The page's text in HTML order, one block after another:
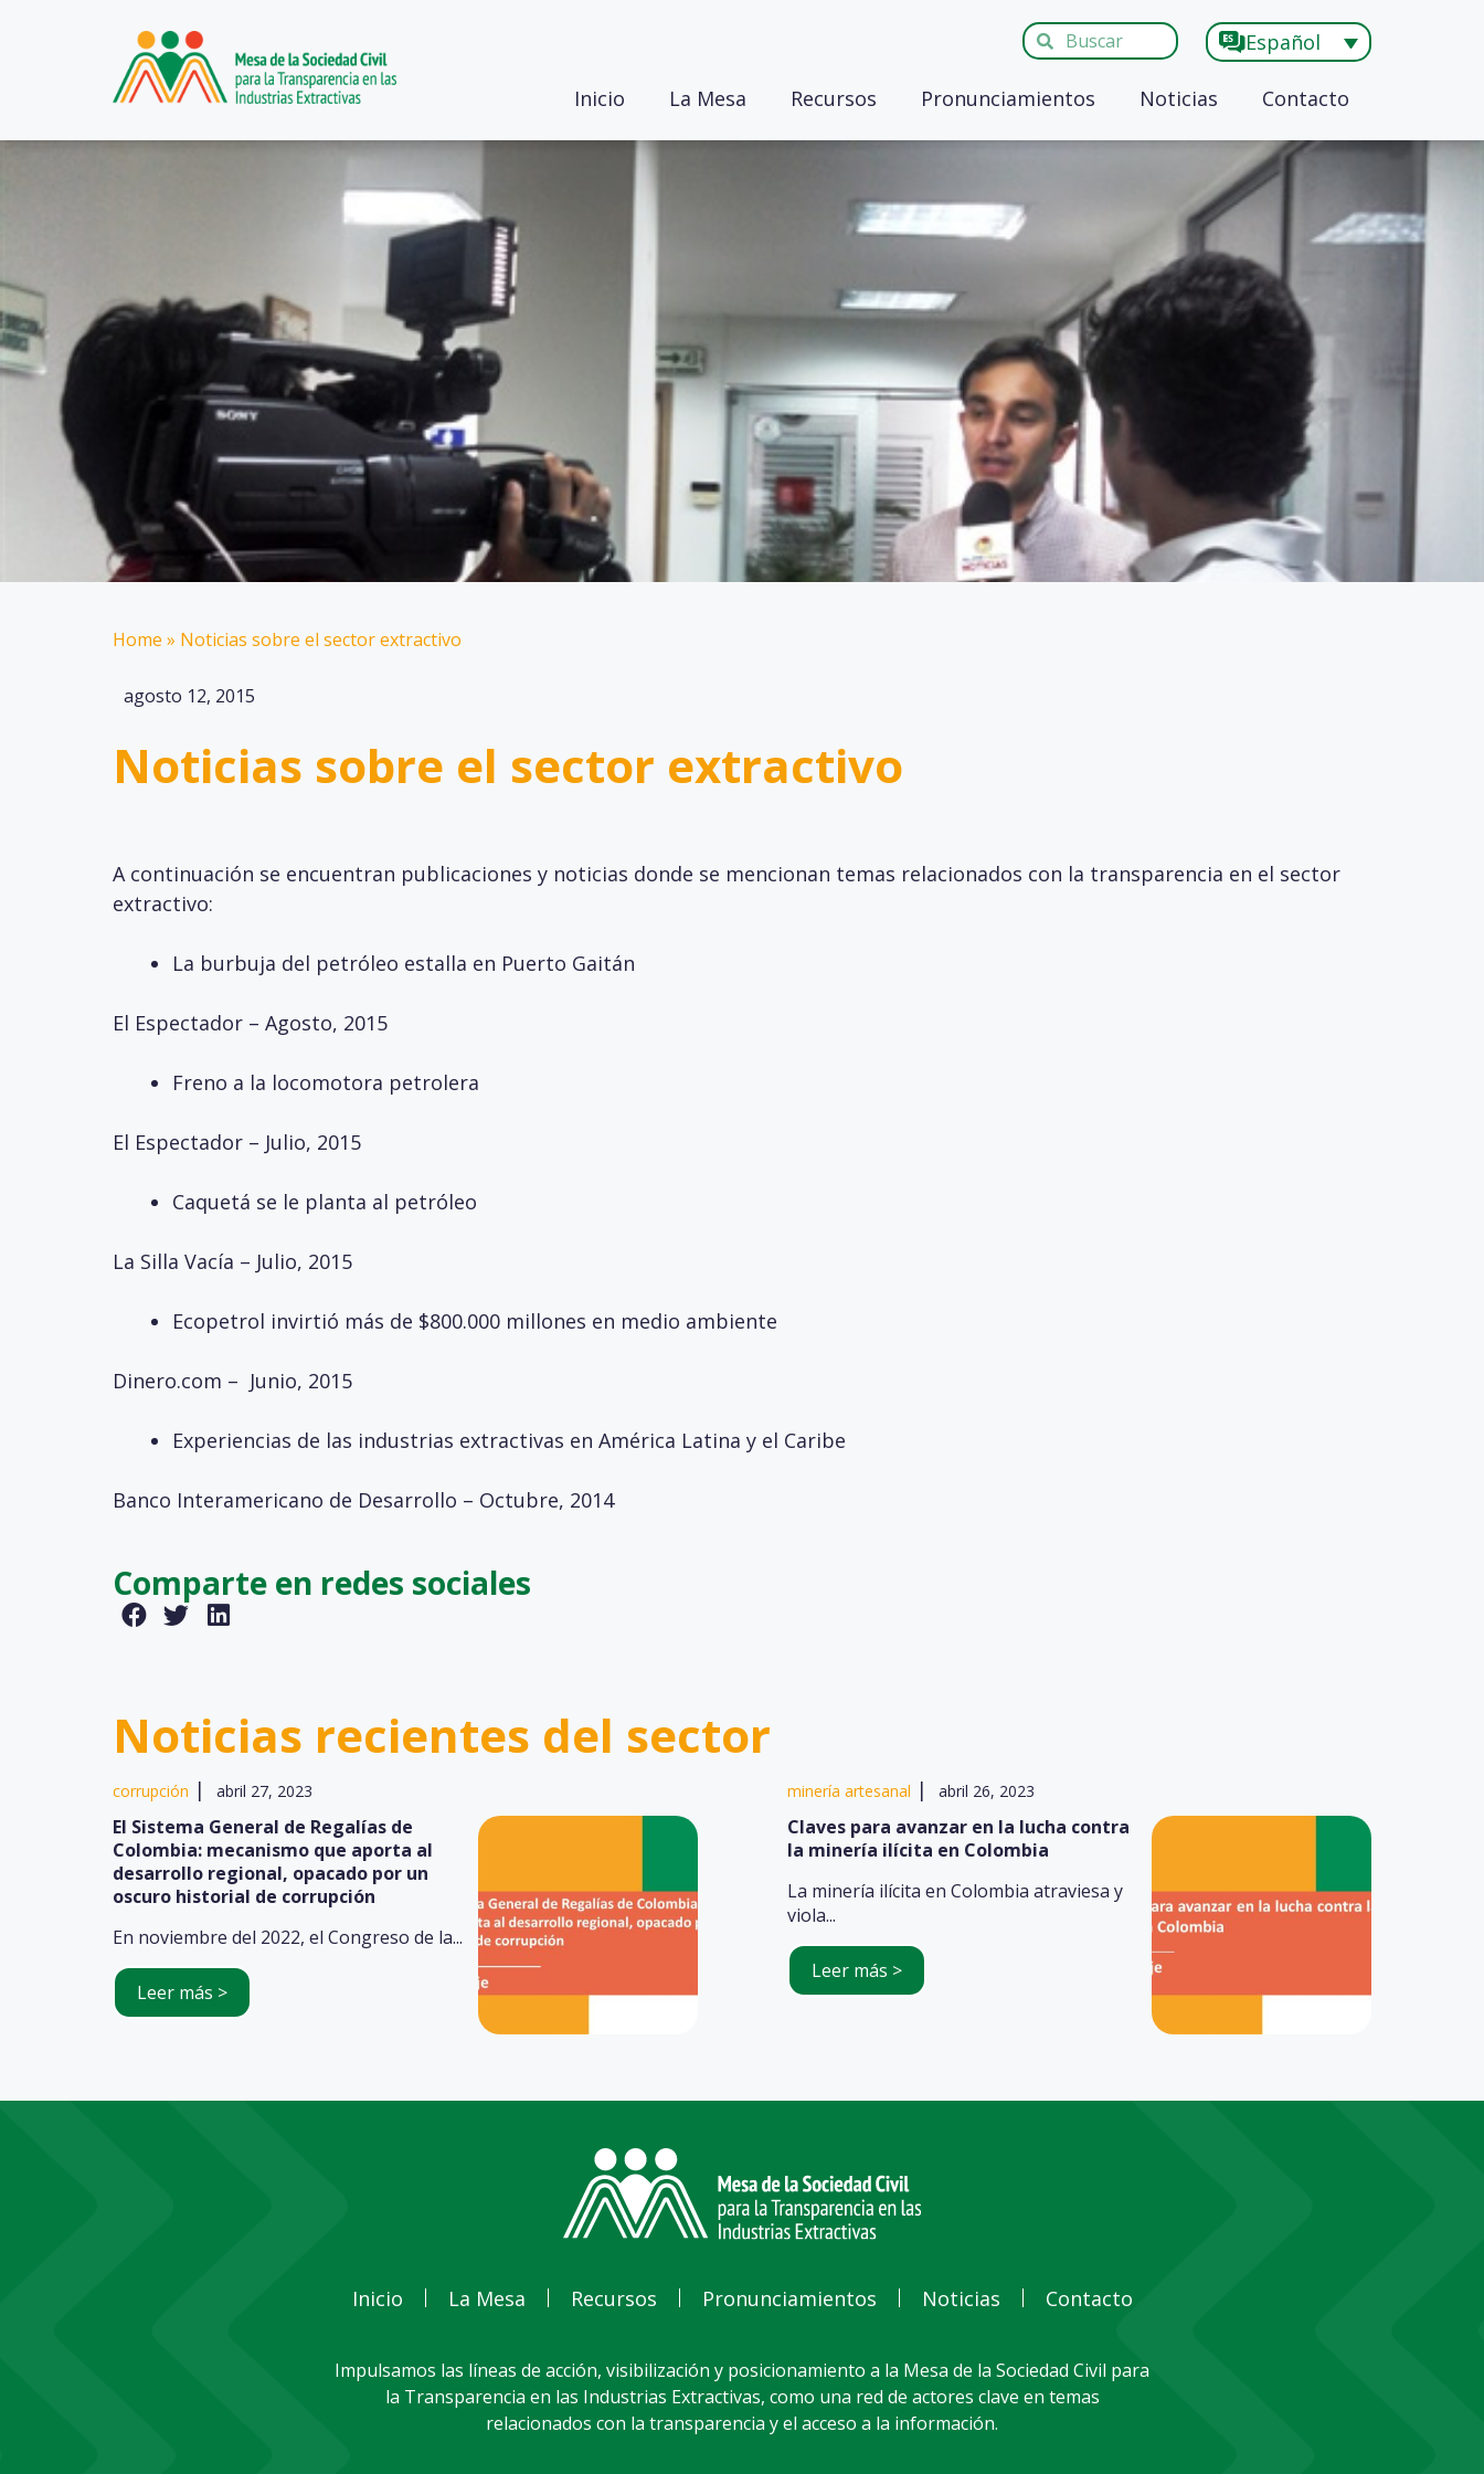
Español
Inicio La Mesa Recursos Pronunciamientos Noticias Contacto
Home » Noticias sobre el sector extractivo
agosto 12, 2015
Noticias sobre el sector extractivo
A continuación se encuentran publicaciones y noticias donde se mencionan temas relacionados con la transparencia en el sector
extractivo:
La burbuja del petróleo estalla en Puerto Gaitán
El Espectador – Agosto, 2015
Freno a la locomotora petrolera
El Espectador – Julio, 2015
Caquetá se le planta al petróleo
La Silla Vacía – Julio, 2015
Ecopetrol invirtió más de $800.000 millones en medio ambiente
Dinero.com – Junio, 2015
Experiencias de las industrias extractivas en América Latina y el Caribe
Banco Interamericano de Desarrollo – Octubre, 2014
Comparte en redes sociales
Noticias recientes del sector
corrupción | abril 27, 2023
El Sistema General de Regalías de
Colombia: mecanismo que aporta al
desarrollo regional, opacado por un
oscuro historial de corrupción
En noviembre del 2022, el Congreso de la...
Leer más >
minería artesanal | abril 26, 2023
Claves para avanzar en la lucha contra
la minería ilícita en Colombia
La minería ilícita en Colombia atraviesa y
viola...
Leer más >
Inicio La Mesa Recursos Pronunciamientos Noticias Contacto
Impulsamos las líneas de acción, visibilización y posicionamiento a la Mesa de la Sociedad Civil para
la Transparencia en las Industrias Extractivas, como una red de actores clave en temas
relacionados con la transparencia y el acceso a la información.